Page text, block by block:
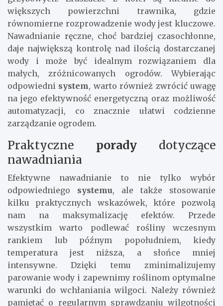
większych powierzchni trawnika, gdzie
równomierne rozprowadzenie wody jest kluczowe.
Nawadnianie ręczne, choć bardziej czasochłonne,
daje największą kontrolę nad ilością dostarczanej
wody i może być idealnym rozwiązaniem dla
małych, zróżnicowanych ogrodów. Wybierając
odpowiedni system, warto również zwrócić uwagę
na jego efektywność energetyczną oraz możliwość
automatyzacji, co znacznie ułatwi codzienne
zarządzanie ogrodem.
Praktyczne poradydotyczące
nawadniania
Efektywne nawadnianie to nie tylko wybór
odpowiedniego systemu, ale także stosowanie
kilku praktycznych wskazówek, które pozwolą
nam na maksymalizację efektów. Przede
wszystkim warto podlewać rośliny wczesnym
rankiem lub późnym popołudniem, kiedy
temperatura jest niższa, a słońce mniej
intensywne. Dzięki temu zminimalizujemy
parowanie wody i zapewnimy roślinom optymalne
warunki do wchłaniania wilgoci. Należy również
pamiętać o regularnym sprawdzaniu wilgotności